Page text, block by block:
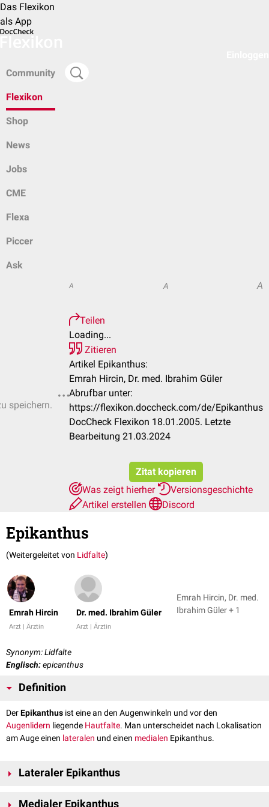
Das Flexikon
als App
Community
Flexikon
Shop
News
Jobs
CME
Flexa
Piccer
Ask
speichern.
A A A
Teilen
Loading...
Zitieren
Artikel Epikanthus:
Emrah Hircin, Dr. med. Ibrahim Güler
Abrufbar unter:
https://flexikon.doccheck.com/de/Epikanthus
DocCheck Flexikon 18.01.2005. Letzte
Bearbeitung 21.03.2024
Zitat kopieren
Was zeigt hierher
Versionsgeschichte
Artikel erstellen
Discord
Epikanthus
(Weitergeleitet von Lidfalte)
Emrah Hircin
Arzt | Ärztin
Dr. med. Ibrahim Güler
Arzt | Ärztin
Emrah Hircin, Dr. med.
Ibrahim Güler + 1
Synonym: Lidfalte
Englisch:epicanthus
Definition
DerEpikanthus ist eine an den Augenwinkeln und vor den
Augenlidern liegende Hautfalte. Man unterscheidet nach Lokalisation
am Auge einen lateralen und einen medialen Epikanthus.
Lateraler Epikanthus
Fehlbildung an der lateralen Lidspalte.
Medialer Epikanthus